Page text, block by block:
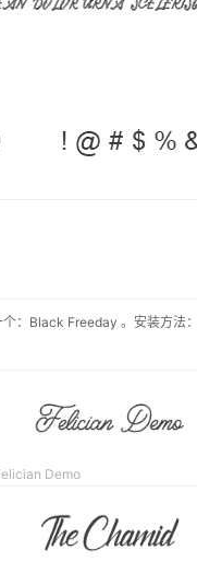
： Black Freeday 。安装方法
Demo